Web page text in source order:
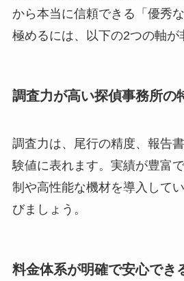
から本当に信頼できる「優秀
極めるには、以下の2つの軸が
調査力が高い探偵事務所の
調査力は、尾行の精度、報告
験値に表れます。実績が豊富
制や高性能な機材を導入して
びましょう。
料金体系が明確で安心でき